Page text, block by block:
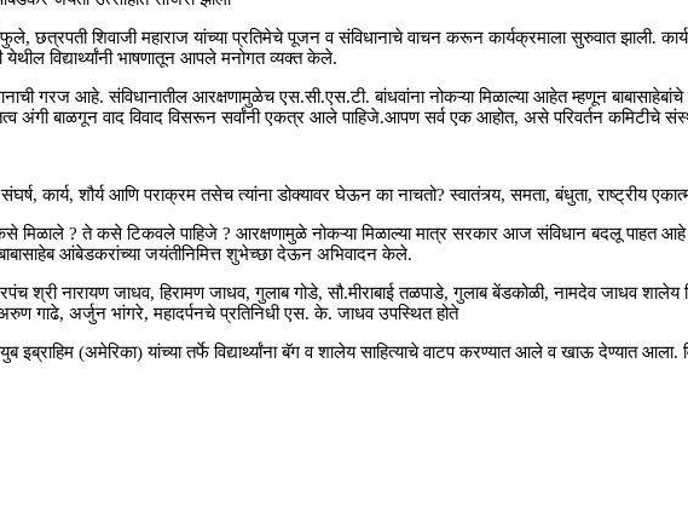
फुले, छत्रपती शिवाजी महाराज यांच्या प्रतिमेचे पूजन व संविधानाचे वाचन करून कार्यक्रमाला सुरुवात
विद्यार्थ्यांनी भाषणातून आपले मनोगत व्यक्त केले.
गरज आहे. संविधानातील आरक्षणामुळेच एस.सी.एस.टी. बांधवांना नोकऱ्या मिळाल्या आहेत म्हणून बाबासाहेबांचे
अंगी बाळगून वाद विवाद विसरून सर्वांनी एकत्र आले पाहिजे.आपण सर्व एक आहोत, असे परिवर्तन कमिटीचे
कार्य, शौर्य आणि पराक्रम तसेच त्यांना डोक्यावर घेऊन का नाचतो? स्वातंत्र्य, समता, बंधुता, राष्ट्रीय
मिळाले ? ते कसे टिकवले पाहिजे ? आरक्षणामुळे नोकऱ्या मिळाल्या मात्र सरकार आज संविधान बदलू पाहत आहे
आंबेडकरांच्या जयंतीनिमित्त शुभेच्छा देऊन अभिवादन केले.
जाधव, हिरामण जाधव, गुलाब गोडे, सौ.मीराबाई तळपाडे, गुलाब बेंडकोळी, नामदेव जाधव शालेय
गाढे, अर्जुन भांगरे, महादर्पनचे प्रतिनिधी एस. के. जाधव उपस्थित होते
(अमेरिका) यांच्या तर्फे विद्यार्थ्यांना बॅग व शालेय साहित्याचे वाटप करण्यात आले व खाऊ देण्यात